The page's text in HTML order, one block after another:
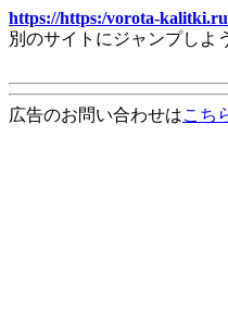
https://https:/vorota-
別のサイトにジャンプしよ
広告のお問い合わせはこち